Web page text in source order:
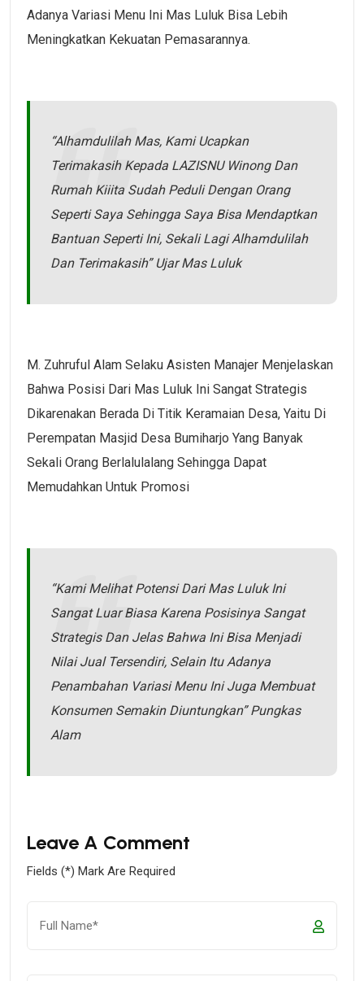
Adanya Variasi Menu Ini Mas Luluk Bisa Lebih
Meningkatkan Kekuatan Pemasarannya.
“Alhamdulilah Mas, Kami Ucapkan
Terimakasih Kepada LAZISNU Winong Dan
Rumah Kiiita Sudah Peduli Dengan Orang
Seperti Saya Sehingga Saya Bisa Mendaptkan
Bantuan Seperti Ini, Sekali Lagi Alhamdulilah
Dan Terimakasih” Ujar Mas Luluk
M. Zuhruful Alam Selaku Asisten Manajer Menjelaskan
Bahwa Posisi Dari Mas Luluk Ini Sangat Strategis
Dikarenakan Berada Di Titik Keramaian Desa, Yaitu Di
Perempatan Masjid Desa Bumiharjo Yang Banyak
Sekali Orang Berlalulalang Sehingga Dapat
Memudahkan Untuk Promosi
“Kami Melihat Potensi Dari Mas Luluk Ini
Sangat Luar Biasa Karena Posisinya Sangat
Strategis Dan Jelas Bahwa Ini Bisa Menjadi
Nilai Jual Tersendiri, Selain Itu Adanya
Penambahan Variasi Menu Ini Juga Membuat
Konsumen Semakin Diuntungkan” Pungkas
Alam
Leave A Comment
Fields (*) Mark Are Required